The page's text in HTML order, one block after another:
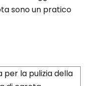
sono un pratico
per la pulizia della